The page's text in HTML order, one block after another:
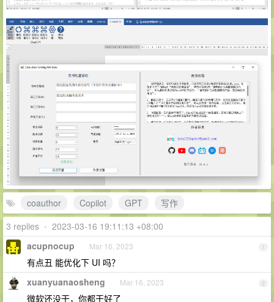
coauthor Copilot GPT
写作
3 replies • 2023-03-16 19:11:13 +08:00
1
acupnocup Mar 16, 2023
有点丑 能优化下 UI 吗？
2
xuanyuanaosheng Mar 16, 2023
微软还没干，你都干好了